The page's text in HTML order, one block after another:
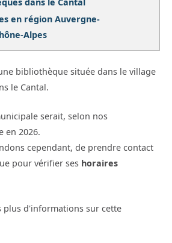
en région Auvergne-
Alpes
bibliothèque située dans le village
le Cantal.
serait, selon nos
en 2026.
cependant, de prendre contact
pour vérifier ses horaires
plus d'informations sur cette